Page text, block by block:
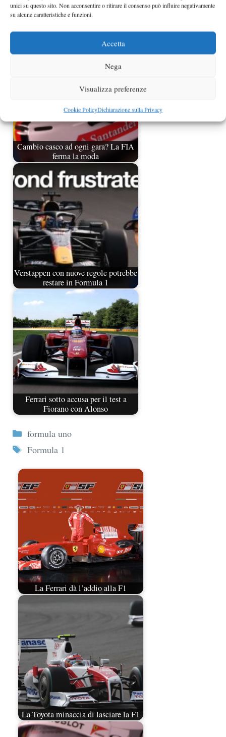
unici su questo sito. Non acconsentire o ritirare il consenso può influire negativamente
su alcune caratteristiche e funzioni.
Accetta
Nega
Visualizza preferenze
Cookie PolicyDichiarazione sulla Privacy
La Toyota minaccia di lasciare la F1
Cambio casco ad ogni gara? La FIA
ferma la moda
Verstappen con nuove regole potrebbe
restare in Formula 1
Ferrari sotto accusa per il test a
Fiorano con Alonso
Categorie
formula uno
Tag
Formula 1
La Ferrari dà l’addio alla F1
La Toyota minaccia di lasciare la F1